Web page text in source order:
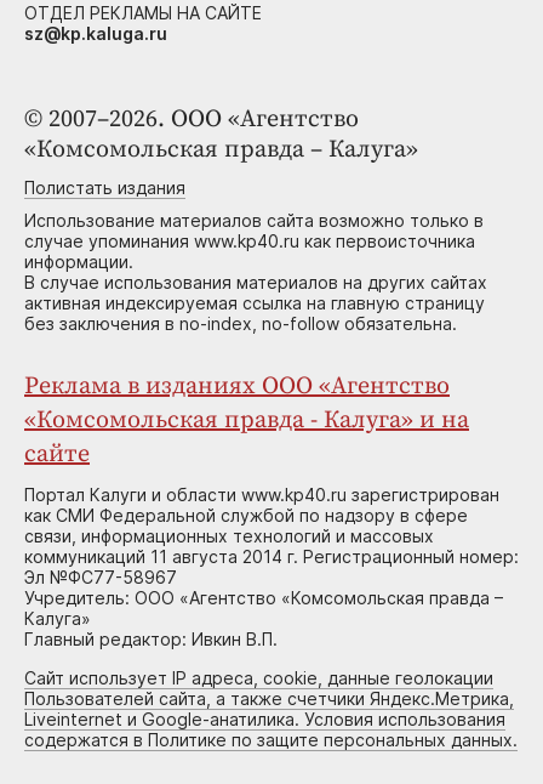
© 2007–2026. ООО «Агентство
«Комсомольская правда – Калуга»
Полистать издания
Использование материалов сайта возможно только в
случае упоминания www.kp40.ru как первоисточника
информации.
В случае использования материалов на других сайтах
активная индексируемая ссылка на главную страницу
без заключения в no-index, no-follow обязательна.
Реклама в изданиях ООО «Агентство
«Комсомольская правда - Калуга» и на
сайте
Портал Калуги и области www.kp40.ru зарегистрирован
как СМИ Федеральной службой по надзору в сфере
связи, информационных технологий и массовых
коммуникаций 11 августа 2014 г. Регистрационный номер:
Эл №ФС77-58967
Учредитель: ООО «Агентство «Комсомольская правда –
Калуга»
Главный редактор: Ивкин В.П.
Сайт использует IP адреса, cookie, данные геолокации
Пользователей сайта, а также счетчики Яндекс.Метрика,
Liveinternet и Google-анатилика. Условия использования
содержатся в Политике по защите персональных данных.
ОТДЕЛ РЕКЛАМЫ НА САЙТЕ
sz@kp.kaluga.ru